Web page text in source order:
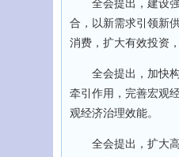
全会提出，建设强
合，以新需求引领新
消费，扩大有效投资
全会提出，加快构
牵引作用，完善宏观
观经济治理效能。
全会提出，扩大高